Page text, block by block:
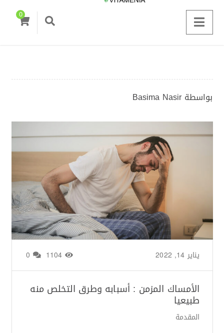
0
بواسطة Basima Nasir
من طرف يناير 14, 2022
الأمساك المزمن : أسبابه وطرق التخلص منه
طبيعيا
المقدمة